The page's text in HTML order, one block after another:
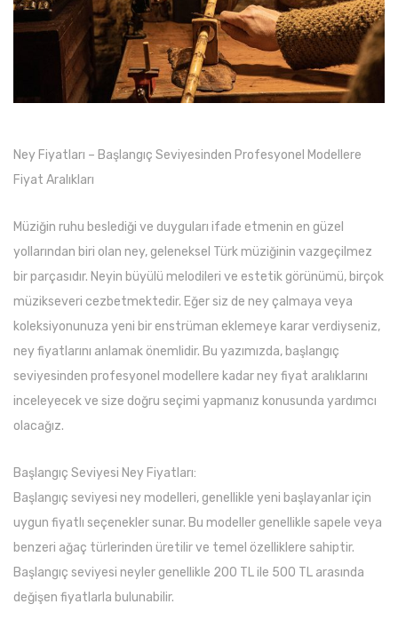
Ney Fiyatları – Başlangıç Seviyesinden Profesyonel Modellere
Fiyat Aralıkları
Müziğin ruhu beslediği ve duyguları ifade etmenin en güzel
yollarından biri olan ney, geleneksel Türk müziğinin vazgeçilmez
bir parçasıdır. Neyin büyülü melodileri ve estetik görünümü, birçok
müzikseveri cezbetmektedir. Eğer siz de ney çalmaya veya
koleksiyonunuza yeni bir enstrüman eklemeye karar verdiyseniz,
ney fiyatlarını anlamak önemlidir. Bu yazımızda, başlangıç
seviyesinden profesyonel modellere kadar ney fiyat aralıklarını
inceleyecek ve size doğru seçimi yapmanız konusunda yardımcı
olacağız.
Başlangıç Seviyesi Ney Fiyatları:
Başlangıç seviyesi ney modelleri, genellikle yeni başlayanlar için
uygun fiyatlı seçenekler sunar. Bu modeller genellikle sapele veya
benzeri ağaç türlerinden üretilir ve temel özelliklere sahiptir.
Başlangıç seviyesi neyler genellikle 200 TL ile 500 TL arasında
değişen fiyatlarla bulunabilir.